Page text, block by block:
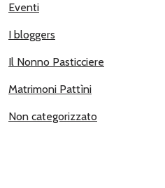
Eventi
I bloggers
Il Nonno Pasticciere
Matrimoni Pattìni
Non categorizzato